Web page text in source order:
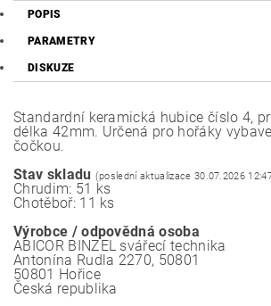
POPIS
PARAMETRY
DISKUZE
Standardní keramická hubice číslo 4,
délka 42mm. Určená pro hořáky
čočkou.
Stav skladu (poslední aktualizace 30.07.2026
Chrudim: 51 ks
Chotěboř: 11 ks
Výrobce / odpovědná osoba
ABICOR BINZEL svářecí technika
Antonína Rudla 2270, 50801
50801 Hořice
Česká republika